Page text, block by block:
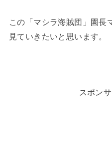
この「マシラ海賊団」園長
見ていきたいと思います。
スポン